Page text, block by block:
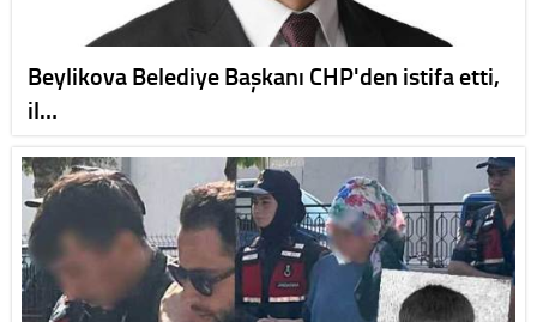
Beylikova Belediye Başkanı CHP'den istifa etti,
il…